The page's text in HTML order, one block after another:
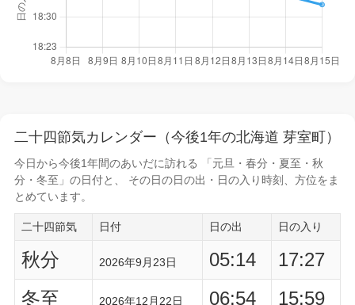
二十四節気カレンダー（今後1年の北海道 芽室町）
今日から今後1年間のあいだに訪れる 「元旦・春分・夏至・秋
分・冬至」の日付と、 その日の日の出・日の入り時刻
、方位をま
とめています。
二十四節気 日付 日の出 日の入り
秋分 2026年9月23日 05:14
17:27
冬至
2026年12月22日 06:54
15:59